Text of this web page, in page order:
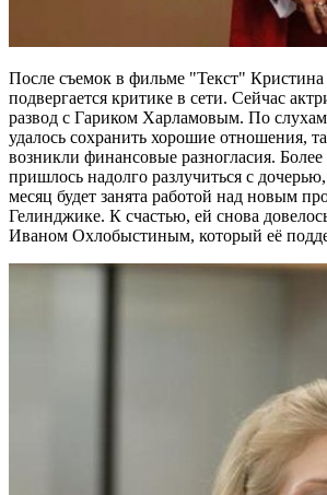
После съемок в фильме "Текст"
подвергается критике в сети. Сейчас
развод с Гариком Харламовым. По
удалось сохранить хорошие отношения,
возникли финансовые разногласия.
пришлось надолго разлучиться с
месяц будет занята работой над новым
Гелинджике. К счастью, ей снова
Иваном Охлобыстиным, который её